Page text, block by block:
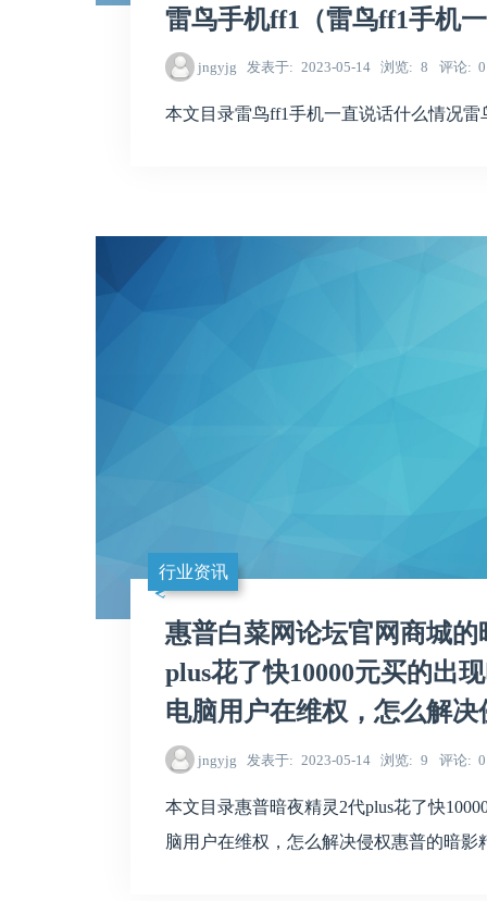
雷鸟手机ff1（雷鸟ff1手机
jngyjg 发表于 2023-05-14 浏览 8 评论 0
本文目录雷鸟ff1手机一直说话什么情况
行业资讯
惠普白菜网论坛官网商城
plus花了快10000元买的出
电脑用户在维权，怎么解决
jngyjg 发表于 2023-05-14 浏览 9 评论 0
本文目录惠普暗夜精灵2代plus花了快
脑用户在维权，怎么解决侵权惠普的暗影